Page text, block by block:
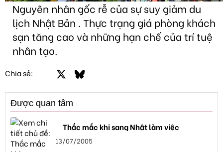
Nguyên nhân gốc rễ của sự suy giảm du
lịch Nhật Bản . Thực trạng giá phòng khách
sạn tăng cao và những hạn chế của trí tuệ
nhân tạo.
Chia sẻ: FacebookBluesky
Được quan tâm
Thắc mắc khi sang Nhật làm việc
13/07/2005